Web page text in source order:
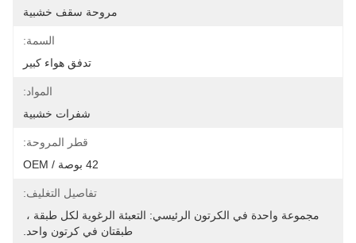
مروحة سقف خشبية
السمة:
تدفق هواء كبير
المواد:
شفرات خشبية
قطر المروحة:
42 بوصة / OEM
تفاصيل التغليف:
مجموعة واحدة في الكرتون الرئيسي: التعبئة الرغوية لكل طبقة ،
طبقتان في كرتون واحد.